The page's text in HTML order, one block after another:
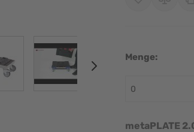
View larger imageView larger image
Menge:
metaPLATE